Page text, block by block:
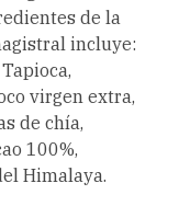
de la
incluye:
virgen extra,
de chía,
100%,
Himalaya.